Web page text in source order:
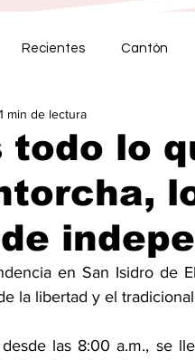
Recientes Cantón
todo lo
1 min de lectura
en San Isidro de
la libertad y el
las 8:00 a.m., se